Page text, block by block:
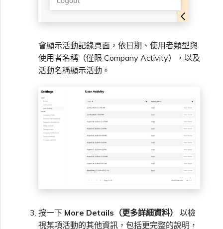
會顯示活動記錄頁面，依日期、使用者類型與
使用者名稱（僅限 Company Activity），以及
活動名稱顯示活動。
按一下 More Details（更多詳細資料）
以檢
視某項活動的其他資訊，包括更完整的說明，